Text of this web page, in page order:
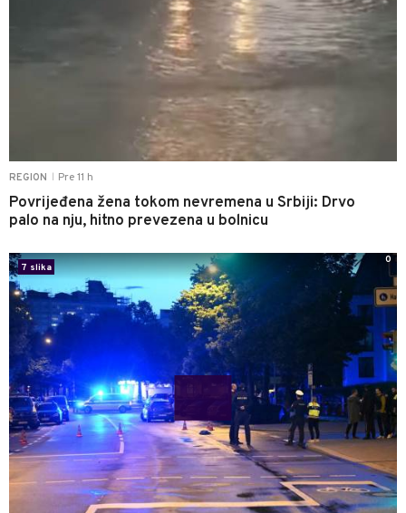
REGION Pre 11 h
Povrijeđena žena tokom nevremena u Srbiji: Drvo
palo na nju, hitno prevezena u bolnicu
7 slika
0